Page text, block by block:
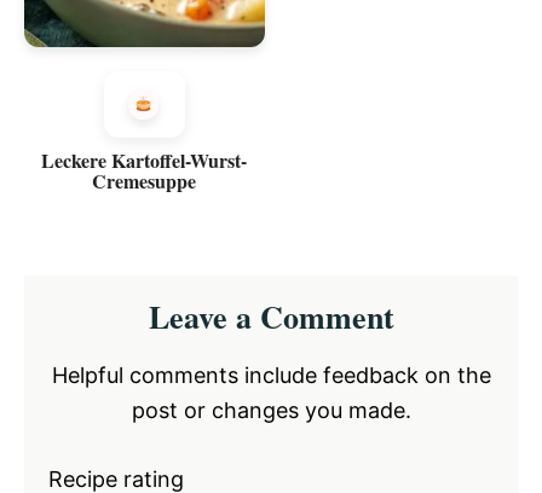
Leckere Kartoffel-Wurst-
Cremesuppe
InteractionsLeave a Comment
Helpful comments include feedback on the
post or changes you made.
Recipe rating